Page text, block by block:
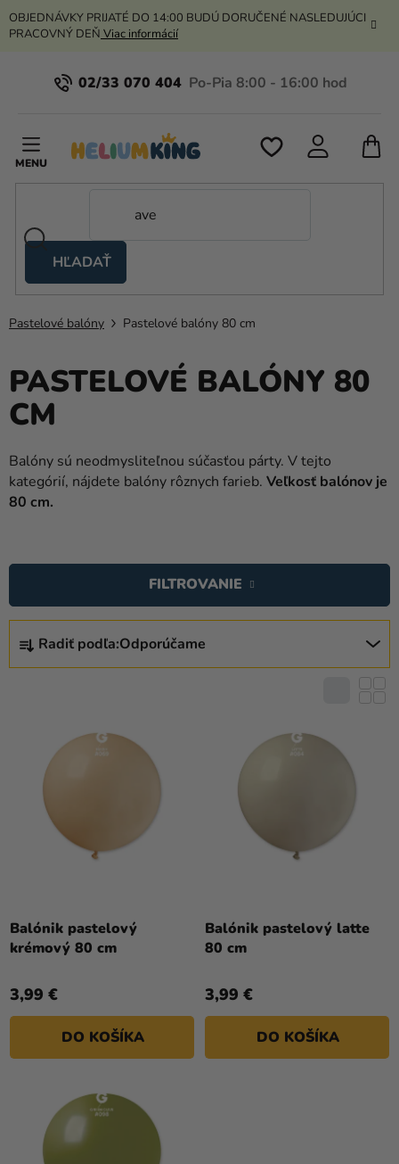
Prejsť
na
OBJEDNÁVKY PRIJATÉ DO 14:00 BUDÚ DORUČENÉ NASLEDUJÚCI
PRACOVNÝ DEŇ Viac informácií
02/33 070 404
HĽADAŤ
stany
Kanekalon
Hélium
a
balóny
Párty
doplnky
kostýmy a
masky
Novinky
Darčeky
a merch
Sviatky
Personalizované
produkty
Témy
O
Párty
Blog
Pastelové balóny Pastelové balóny 80 cm
PASTELOVÉ BALÓNY 80
CM
Balóny sú neodmysliteľnou súčasťou párty. V tejto
kategórií, nájdete balóny rôznych farieb. Veľkosť balónov je
80 cm.
A
D
T
O
Radiť podľa:Odporúčame
FILTROVANIE
Ý
P
I
S
P
Balónik pastelový
krémový 80 cm
3,99 €
DO KOŠÍKA
Balónik pastelový latte
80 cm
3,99 €
DO KOŠÍKA